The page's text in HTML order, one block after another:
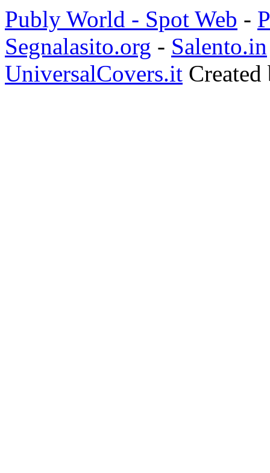
Publy World - Spot Web -
Segnalasito.org - Salento.in
UniversalCovers.it